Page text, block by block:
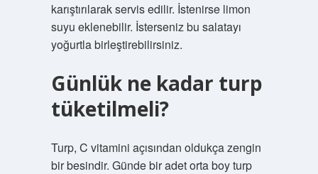
karıştırılarak servis edilir. İstenirse limon
suyu eklenebilir. İsterseniz bu salatayı
yoğurtla birleştirebilirsiniz.
Günlük ne kadar turp
tüketilmeli?
Turp, C vitamini açısından oldukça zengin
bir besindir. Günde bir adet orta boy turp